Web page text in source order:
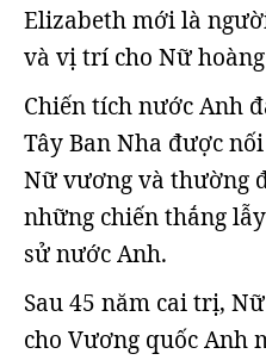
Elizabeth mới là
và vị trí cho Nữ
Chiến tích nước Anh
Tây Ban Nha được
Nữ vương và thường
những chiến thắng
sử nước Anh.
Sau 45 năm cai trị,
cho Vương quốc Anh